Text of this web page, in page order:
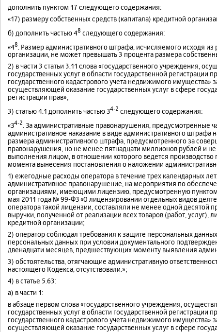
дополнить пунктом 17 следующего содержания:
«17) размеру собственных средств (капитала) кредитной
б) дополнить частью 48 следующего содержания:
«48 . Размер административного штрафа, исчисляемого исходя
организации, не может превышать 3 процента размера
2) в части 3 статьи 3.11 слова «государственного учреждения,
государственных услуг в области государственной
государственного кадастрового учета недвижимого
осуществляющей оказание государственных услуг в сфере
регистрации прав»;
3) статью 4.1 дополнить частью З4-2 следующего содержания:
«З4-2 . За административные правонарушения, предусмотренные
административное наказание в виде административного
размера административного штрафа, предусмотренного за
правонарушения, но не менее пятнадцати миллионов рублей и
выполнения лицом, в отношении которого ведется
момента вынесения постановления о наложении
1) ежегодные расходы оператора в течение трех календарных
административное правонарушение, на мероприятия по
организациями, имеющими лицензию, предусмотренную пунктом
мая 2011 года № 99-ФЗ «О лицензировании отдельных видов
оператора такой лицензии, составляли не менее одной десятой
выручки, полученной от реализации всех товаров (работ, услуг),
кредитной организации;
2) оператор соблюдал требования к защите персональных
персональных данных при условии документального
двенадцати месяцев, предшествующих моменту выявления
3) обстоятельства, отягчающие административную
настоящего Кодекса, отсутствовали.»;
4) в статье 5.63:
а) в части 1:
в абзаце первом слова «государственного учреждения,
государственных услуг в области государственной
государственного кадастрового учета недвижимого
осуществляющей оказание государственных услуг в сфере